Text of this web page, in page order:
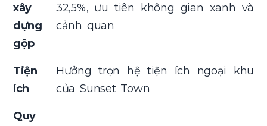
xây
dựng
gộp
32,5%, ưu tiên không gian xanh và
cảnh quan
Tiện
ích
Hưởng trọn hệ tiện ích ngoại khu
của Sunset Town
Quy